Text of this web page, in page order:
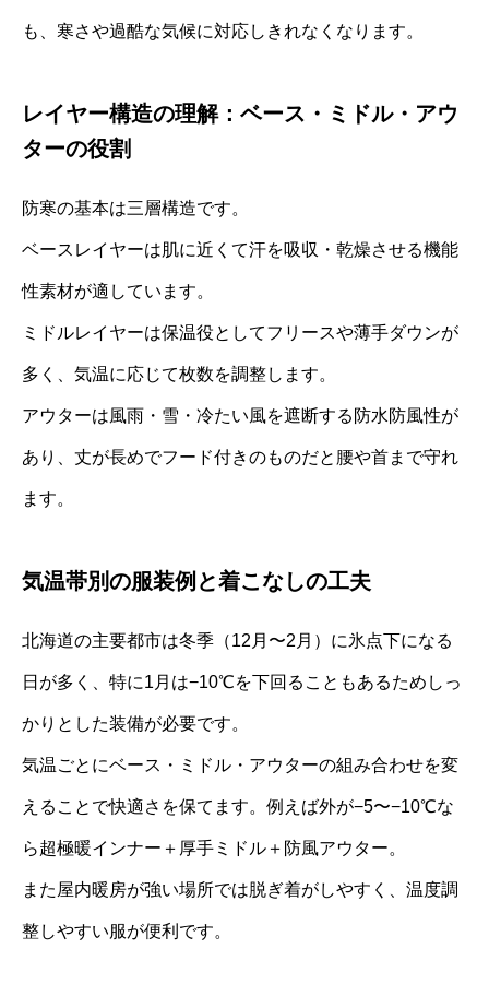
も、寒さや過酷な気候に対応しきれなくなります。
レイヤー構造の理解：ベース・ミドル・アウ
ターの役割
防寒の基本は三層構造です。
ベースレイヤーは肌に近くて汗を吸収・乾燥させる機能
性素材が適しています。
ミドルレイヤーは保温役としてフリースや薄手ダウンが
多く、気温に応じて枚数を調整します。
アウターは風雨・雪・冷たい風を遮断する防水防風性が
あり、丈が長めでフード付きのものだと腰や首まで守れ
ます。
気温帯別の服装例と着こなしの工夫
北海道の主要都市は冬季（12月〜2月）に氷点下になる
日が多く、特に1月は−10℃を下回ることもあるためしっ
かりとした装備が必要です。
気温ごとにベース・ミドル・アウターの組み合わせを変
えることで快適さを保てます。例えば外が−5〜−10℃な
ら超極暖インナー＋厚手ミドル＋防風アウター。
また屋内暖房が強い場所では脱ぎ着がしやすく、温度調
整しやすい服が便利です。